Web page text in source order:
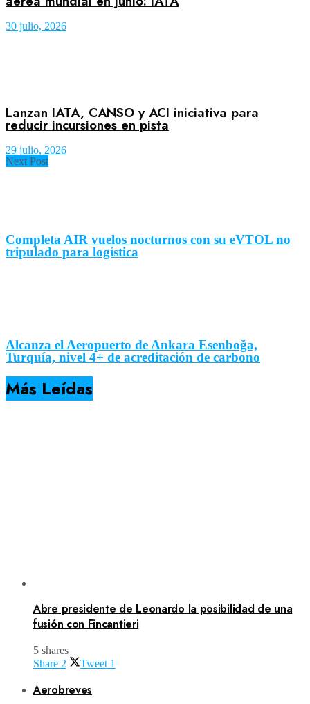
30 julio, 2026
Lanzan IATA, CANSO y ACI iniciativa para
reducir incursiones en pista
29 julio, 2026
Next Post
Completa AIR vuelos nocturnos con su eVTOL no
tripulado para logística
Alcanza el Aeropuerto de Ankara Esenboğa,
Turquía, nivel 4+ de acreditación de carbono
Más Leídas
Abre presidente de Leonardo la posibilidad de una
fusión con Fincantieri
5 shares
Share 2 Tweet 1
Aerobreves